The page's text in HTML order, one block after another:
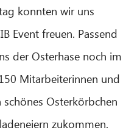
konnten wir uns
Event freuen. Passend
der Osterhase noch im
Mitarbeiterinnen und
Osterkörbchen
zukommen.